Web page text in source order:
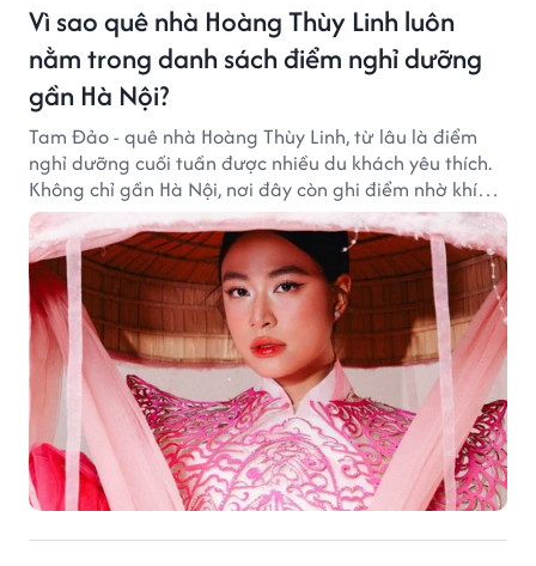
Vì sao quê nhà Hoàng Thùy Linh luôn
nằm trong danh sách điểm nghỉ dưỡng
gần Hà Nội?
Tam Đảo - quê nhà Hoàng Thùy Linh, từ lâu là điểm
nghỉ dưỡng cuối tuần được nhiều du khách yêu thích.
Không chỉ gần Hà Nội, nơi đây còn ghi điểm nhờ khí
hậu mát mẻ, cảnh sắc thơ mộng và không gian yên
bình giữa núi rừng.